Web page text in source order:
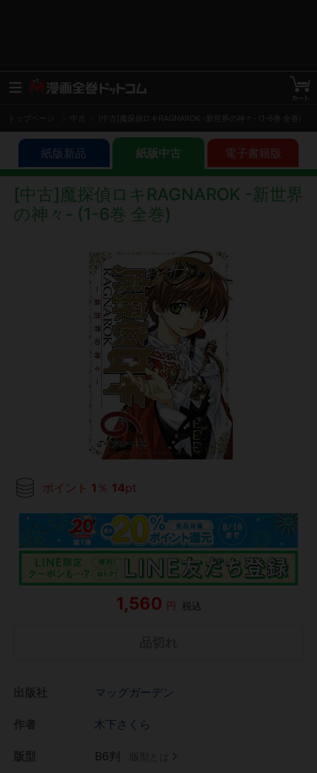
トップページ 中古 [中古]魔探偵ロキRAGNAROK -新世界の神々- (1-6巻 全巻)
紙版新品 紙版中古 電子書籍版
[中古]魔探偵ロキRAGNAROK -新世界
の神々- (1-6巻 全巻)
ポイント 1 ％ 14pt
1,560 円 税込
マッグガーデン
木下さくら
B6判